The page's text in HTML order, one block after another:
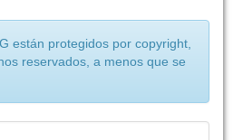
están protegidos por copyright,
reservados, a menos que se